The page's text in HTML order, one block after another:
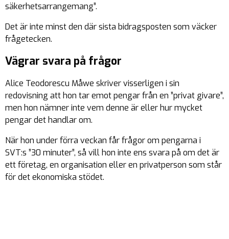
säkerhetsarrangemang”.
Det är inte minst den där sista bidragsposten som väcker
frågetecken.
Vägrar svara på frågor
Alice Teodorescu Måwe skriver visserligen i sin
redovisning att hon tar emot pengar från en ”privat givare”,
men hon nämner inte vem denne är eller hur mycket
pengar det handlar om.
När hon under förra veckan får frågor om pengarna i
SVT:s ”30 minuter”, så vill hon inte ens svara på om det är
ett företag, en organisation eller en privatperson som står
för det ekonomiska stödet.